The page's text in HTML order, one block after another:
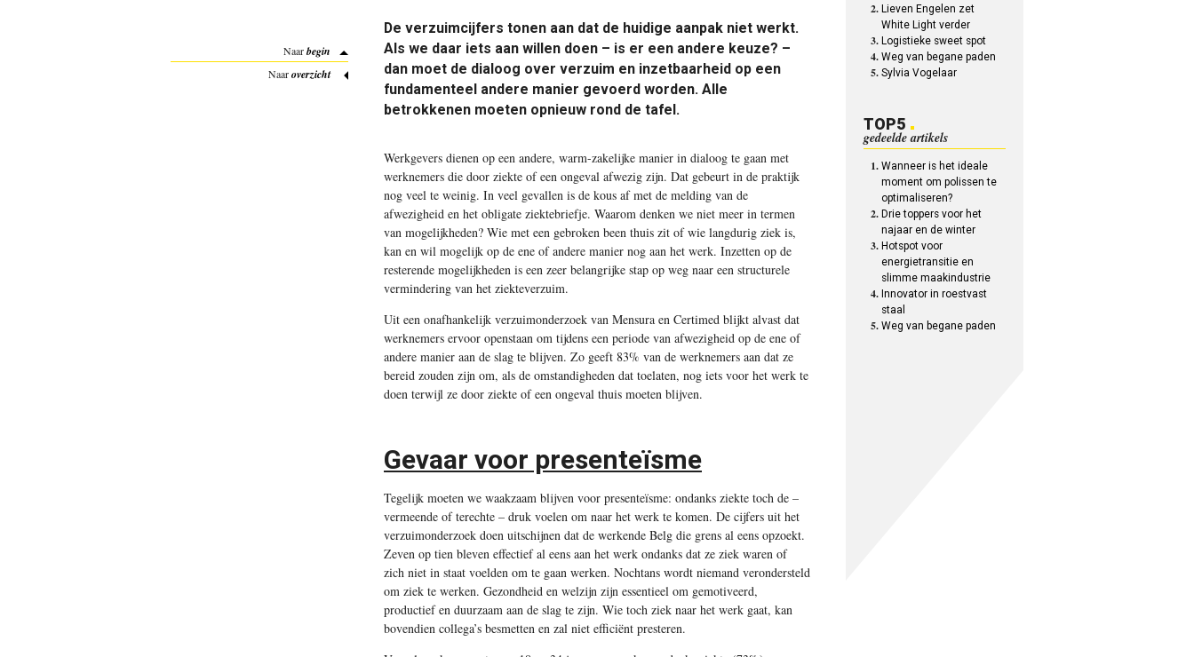
De verzuimcijfers tonen aan dat de huidige aanpak niet werkt.
Als we daar iets aan willen doen – is er een andere keuze? –
dan moet de dialoog over verzuim en inzetbaarheid op een
fundamenteel andere manier gevoerd worden. Alle
betrokkenen moeten opnieuw rond de tafel.
Werkgevers dienen op een andere, warm-zakelijke manier in dialoog te gaan met
werknemers die door ziekte of een ongeval afwezig zijn. Dat gebeurt in de praktijk
nog veel te weinig. In veel gevallen is de kous af met de melding van de
afwezigheid en het obligate ziektebriefje. Waarom denken we niet meer in termen
van mogelijkheden? Wie met een gebroken been thuis zit of wie langdurig ziek is,
kan en wil mogelijk op de ene of andere manier nog aan het werk. Inzetten op de
resterende mogelijkheden is een zeer belangrijke stap op weg naar een structurele
vermindering van het ziekteverzuim.
Uit een onafhankelijk verzuimonderzoek van Mensura en Certimed blijkt alvast dat
werknemers ervoor openstaan om tijdens een periode van afwezigheid op de ene of
andere manier aan de slag te blijven. Zo geeft 83% van de werknemers aan dat ze
bereid zouden zijn om, als de omstandigheden dat toelaten, nog iets voor het werk te
doen terwijl ze door ziekte of een ongeval thuis moeten blijven.
Gevaar voor presenteïsme
Tegelijk moeten we waakzaam blijven voor presenteïsme: ondanks ziekte toch de –
vermeende of terechte – druk voelen om naar het werk te komen. De cijfers uit het
verzuimonderzoek doen uitschijnen dat de werkende Belg die grens al eens opzoekt.
Zeven op tien bleven effectief al eens aan het werk ondanks dat ze ziek waren of
zich niet in staat voelden om te gaan werken. Nochtans wordt niemand verondersteld
om ziek te werken. Gezondheid en welzijn zijn essentieel om gemotiveerd,
productief en duurzaam aan de slag te zijn. Wie toch ziek naar het werk gaat, kan
bovendien collega’s besmetten en zal niet efficiënt presteren.
Naarbegin
Naaroverzicht
Lieven Engelen zet
White Light verder
Logistieke sweet spot
Weg van begane paden
Sylvia Vogelaar
TOP5
gedeelde artikels
Wanneer is het ideale
moment om polissen te
optimaliseren?
Drie toppers voor het
najaar en de winter
Hotspot voor
energietransitie en
slimme maakindustrie
Innovator in roestvast
staal
Weg van begane paden